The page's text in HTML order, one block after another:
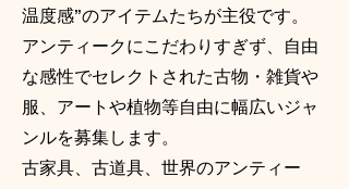
温度感”のアイテムたちが主役です。
アンティークにこだわりすぎず、自由
な感性でセレクトされた古物・雑貨や
服、アートや植物等自由に幅広いジャ
ンルを募集します。
古家具、古道具、世界のアンティー